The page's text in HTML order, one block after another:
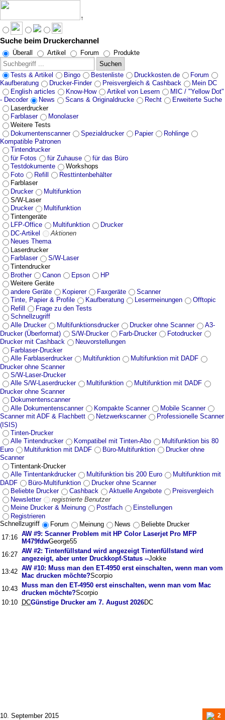
↑
Suche beim Druckerchannel
Überall Artikel Forum
Produkte
Suchen
Tests & Artikel
Bingo Bestenliste Druckkosten.de
Forum
Kaufberatung
Drucker-Finder Preisvergleich & Cashback
Mein DC
English articles
Know-How Artikel von Lesern
MIC / "Yellow Dot"
- Decoder
News Scans & Originaldrucke Recht
Erweiterte Suche
Laserdrucker
Farblaser
Monolaser
Weitere Tests
Dokumentenscanner
Spezialdrucker Papier
Rohlinge
Kompatible Patronen
Tintendrucker
für Fotos
für Zuhause
für das Büro
Testdokumente
Workshops
Foto
Refill
Resttintenbehälter
Farblaser
Drucker
Multifunktion
S/W-Laser
Drucker
Multifunktion
Tintengeräte
LFP-Office
Multifunktion
Drucker
DC-Artikel
Aktionen
Neues Thema
Laserdrucker
Farblaser
S/W-Laser
Tintendrucker
Brother
Canon Epson
HP
Weitere Geräte
andere Geräte
Kopierer Faxgeräte
Scanner
Tinte, Papier & Profile
Kaufberatung Lesermeinungen
Offtopic
Refill
Frage zu den Tests
Schnellzugriff
Alle Drucker
Multifunktionsdrucker Drucker ohne Scanner
A3-
Drucker (Überformat)
S/W-Drucker Farb-Drucker
Fotodrucker
Drucker mit Cashback
Neuvorstellungen
Farblaser-Drucker
Alle Farblaserdrucker
Multifunktion
Multifunktion mit DADF
Drucker ohne Scanner
S/W-Laser-Drucker
Alle S/W-Laserdrucker
Multifunktion
Multifunktion mit DADF
Drucker ohne Scanner
Dokumentenscanner
Alle Dokumentenscanner
Kompakte Scanner
Mobile Scanner
Scanner mit ADF & Flachbett
Netzwerkscanner
Professionelle Scanner
(ISIS)
Tinten-Drucker
Alle Tintendrucker
Kompatibel mit Tinten-Abo
Multifunktion bis 80
Euro
Multifunktion mit DADF Büro-Multifunktion
Drucker ohne
Scanner
Tintentank-Drucker
Alle Tintentankdrucker
Multifunktion bis 200 Euro
Multifunktion mit
DADF
Büro-Multifunktion
Drucker ohne Scanner
Beliebte Drucker
Cashback Aktuelle Angebote
Preisvergleich
Newsletter
registrierte Benutzer
Meine Drucker & Meinung
Postfach
Einstellungen
Registrieren
Schnellzugriff
Forum Meinung News
Beliebte Drucker
17:16 AW #9: Scanner Problem mit HP Color Laserjet Pro MFP
M479fdwGeorge55
16:27 AW #2: Tintenfüllstand wird angezeigt Tintenfüllstand wird
angezeigt, aber unter Druckkopf-Status --Jokke
13:42 AW #10: Muss man den ET-4950 erst einschalten, wenn man vom
Mac drucken möchte?Scorpio
10:43
Muss man den ET-4950 erst einschalten, wenn man vom Mac
drucken möchte?Scorpio
10:10
DCGünstige Drucker am 7. August 2026DC
10. September 2015 2
Angebote werden geladen...